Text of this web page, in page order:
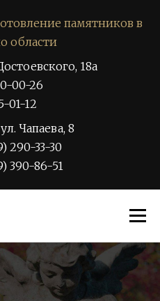
памятников в
области
18а
00-26
01-12
Чапаева, 8
290-33-30
390-86-51
Меню